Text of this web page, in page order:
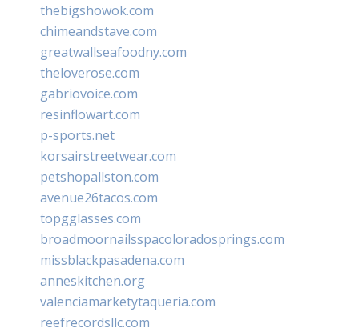
thebigshowok.com
chimeandstave.com
greatwallseafoodny.com
theloverose.com
gabriovoice.com
resinflowart.com
p-sports.net
korsairstreetwear.com
petshopallston.com
avenue26tacos.com
topgglasses.com
broadmoornailsspacoloradosprings.com
missblackpasadena.com
anneskitchen.org
valenciamarketytaqueria.com
reefrecordsllc.com